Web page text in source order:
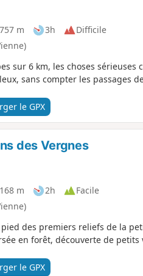
m 3h
Difficile
sur 6 km, les choses
sans compter les passages
le GPX
des Vergnes
m 2h
Facile
des premiers reliefs de la
en forêt, découverte de petits
le GPX